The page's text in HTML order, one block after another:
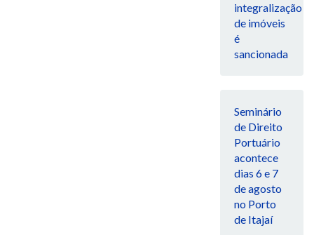
integralização
de imóveis
é
sancionada
Seminário
de Direito
Portuário
acontece
dias 6 e 7
de agosto
no Porto
de Itajaí